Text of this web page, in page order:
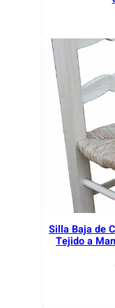
s
t
m
o
s
Silla Baja de
Tejido a